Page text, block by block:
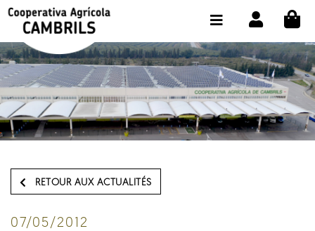
RETOUR AUX ACTUALITÉS
07/05/2012
BOUTIQUE ACHETER EN LIGNE
LA COOPÉRATIVE
OLEOTOUR
PRODUITS
NOTRE HUILE